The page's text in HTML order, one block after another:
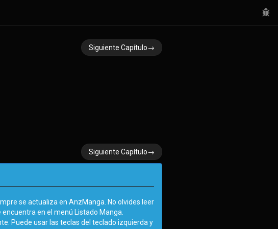
Siguiente Capítulo→
Siguiente Capítulo→
se actualiza en AnzManga. No olvides leer
en el menú Listado Manga.
Puede usar las teclas del teclado izquierda y